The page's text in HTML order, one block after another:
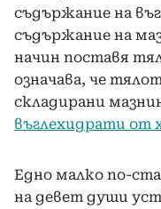
съдържание на
съдържание на
начин поставя
означава, че
складирани
въглехидрати от
Едно малко по-
на девет души